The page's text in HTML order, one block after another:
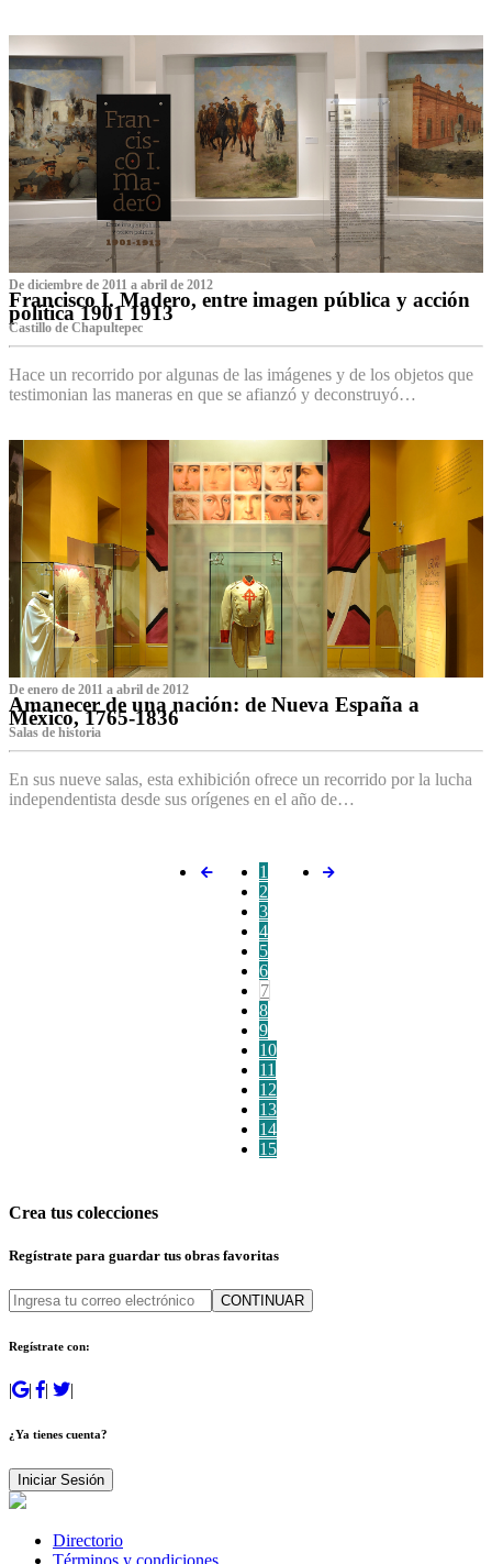
De diciembre de 2011 a abril de 2012
Francisco I. Madero, entre imagen pública y acción
política 1901 1913
Castillo de Chapultepec
Hace un recorrido por algunas de las imágenes y de los objetos que
testimonian las maneras en que se afianzó y deconstruyó…
De enero de 2011 a abril de 2012
Amanecer de una nación: de Nueva España a
México, 1765-1836
Salas de historia
En sus nueve salas, esta exhibición ofrece un recorrido por la lucha
independentista desde sus orígenes en el año de…
1
2
3
4
5
6
7
8
9
10
11
12
13
14
15
Crea tus colecciones
Regístrate para guardar tus obras favoritas
CONTINUAR
Regístrate con:
| | | |
¿Ya tienes cuenta?
Iniciar Sesión
Directorio
Términos y condiciones